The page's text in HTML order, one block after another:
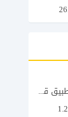
انضم الى التليجرام يمنحك تطبيق قطاف طريقة سهلة لمتابعة نقاط المكافآت والاستفادة منها في...